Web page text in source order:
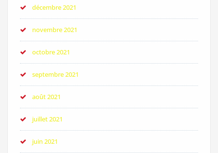
décembre 2021
novembre 2021
octobre 2021
septembre 2021
août 2021
juillet 2021
juin 2021